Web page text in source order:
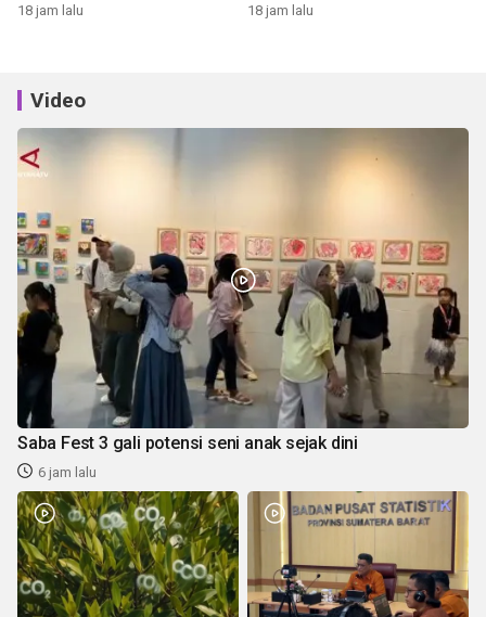
18 jam lalu 18 jam lalu
Video
Saba Fest 3 gali potensi seni anak sejak dini
6 jam lalu